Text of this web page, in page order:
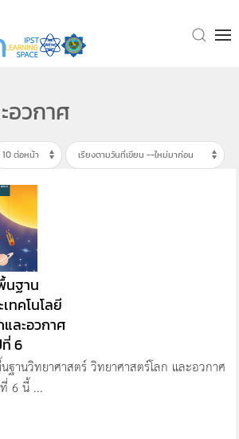
อวกาศ
นฐาน
ทคโนโลยี
ละอวกาศ
6
ฐานวิทยาศาสตร์ วิทยาศาสตร์โลก และอวกาศ
6 นี้ ...